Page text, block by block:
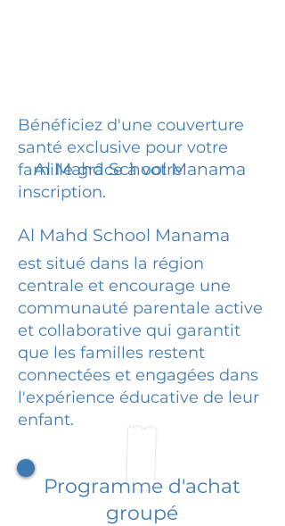
Bénéficiez d'une couverture
santé exclusive pour votre
famille grâce à votre
inscription.
Al Mahd School Manama
Al Mahd School Manama
est situé dans la région
centrale et encourage une
communauté parentale active
et collaborative qui garantit
que les familles restent
connectées et engagées dans
l'expérience éducative de leur
enfant.
Programme d'achat
groupé